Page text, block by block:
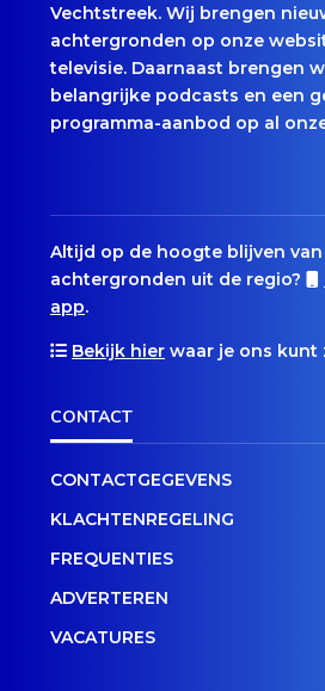
Vechtstreek. Wij brengen
achtergronden op onze
televisie. Daarnaast brengen
belangrijke podcasts en een
programma-aanbod op al
Altijd op de hoogte blijven
achtergronden uit de regio?
app.
Bekijk hier waar je ons kunt
CONTACT
CONTACTGEGEVENS
KLACHTENREGELING
FREQUENTIES
ADVERTEREN
VACATURES